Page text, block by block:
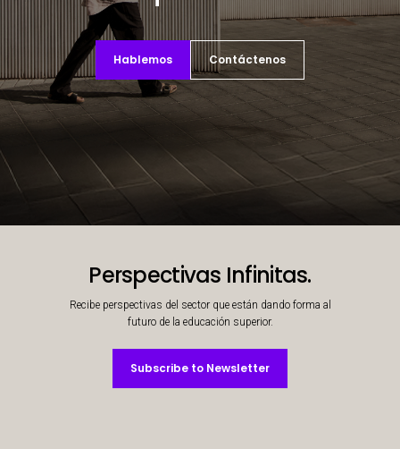
Hablemos Contáctenos
Perspectivas Infinitas.
Recibe perspectivas del sector que están dando forma al
futuro de la educación superior.
Subscribe to Newsletter
Subscribe to Newsletter